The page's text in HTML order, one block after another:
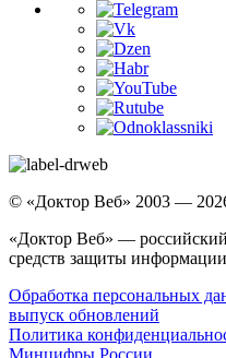
© «Доктор Веб» 2003 —
«Доктор Веб» —
средств защиты
Обработка персональных
выпуск обновлений
Политика
Минцифры России